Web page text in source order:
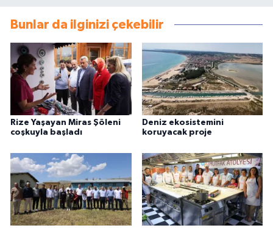
Bunlar da ilginizi çekebilir
Rize Yaşayan Miras Şöleni
coşkuyla başladı
Deniz ekosistemini
koruyacak proje